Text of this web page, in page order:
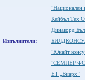
Изпълнители:
"Национален
Кейбъл Тех
Динакорд
"Юнайт
"СЕМПЕР
ЕТ „Виарх”